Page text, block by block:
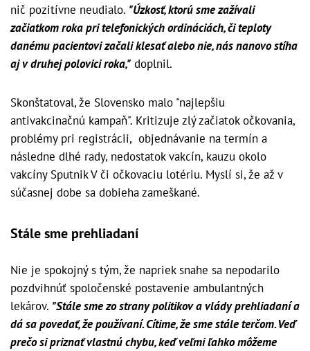
nič pozitívne neudialo. "Úzkosť, ktorú sme zažívali
začiatkom roka pri telefonických ordináciách, či teploty
danému pacientovi začali klesať alebo nie, nás nanovo stíha
aj v druhej polovici roka," doplnil.
Skonštatoval, že Slovensko malo "najlepšiu
antivakcinačnú kampaň". Kritizuje zlý začiatok očkovania,
problémy pri registrácii, objednávanie na termín a
následne dlhé rady, nedostatok vakcín, kauzu okolo
vakcíny Sputnik V či očkovaciu lotériu. Myslí si, že až v
súčasnej dobe sa dobieha zameškané.
Stále sme prehliadaní
Nie je spokojný s tým, že napriek snahe sa nepodarilo
pozdvihnúť spoločenské postavenie ambulantných
lekárov. "Stále sme zo strany politikov a vlády prehliadaní a
dá sa povedať, že používaní. Cítime, že sme stále terčom. Veď
prečo si priznať vlastnú chybu, keď veľmi ľahko môžeme